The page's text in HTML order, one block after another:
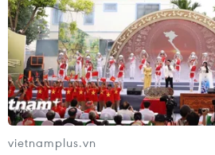
vietnamplus.vn